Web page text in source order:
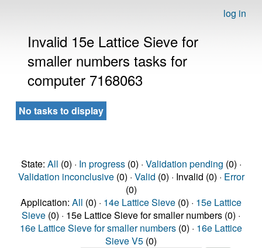
log in
Invalid 15e Lattice Sieve for
smaller numbers tasks for
computer 7168063
No tasks to display
State: All (0) · In progress(0) · Validation pending (0) ·
Validation inconclusive(0) · Valid (0) · Invalid (0) · Error
(0)
Application: All (0) · 14e Lattice Sieve (0) · 15e Lattice
Sieve (0) · 15e Lattice Sieve for smaller numbers (0) ·
16e Lattice Sieve for smaller numbers (0) · 16e Lattice
Sieve V5 (0)